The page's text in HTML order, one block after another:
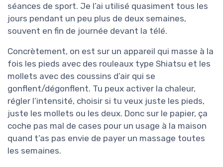
séances de sport. Je l’ai utilisé quasiment tous les
jours pendant un peu plus de deux semaines,
souvent en fin de journée devant la télé.
Concrètement, on est sur un appareil qui masse à la
fois les pieds avec des rouleaux type Shiatsu et les
mollets avec des coussins d’air qui se
gonflent/dégonflent. Tu peux activer la chaleur,
régler l’intensité, choisir si tu veux juste les pieds,
juste les mollets ou les deux. Donc sur le papier, ça
coche pas mal de cases pour un usage à la maison
quand t’as pas envie de payer un massage toutes
les semaines.